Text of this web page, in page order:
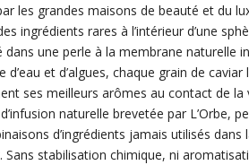
les grandes maisons de beauté et du
ingrédients rares à l’intérieur d’une
dans une perle à la membrane naturelle
d’eau et d’algues, chaque grain de caviar
ses meilleurs arômes au contact de la
naturelle brevetée par L’Orbe,
d’ingrédients jamais utilisés dans
Sans stabilisation chimique, ni